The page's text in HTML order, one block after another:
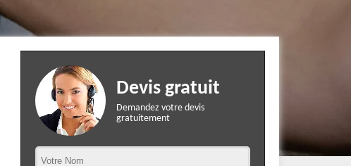
Devis gratuit
Demandez votre devis
gratuitement